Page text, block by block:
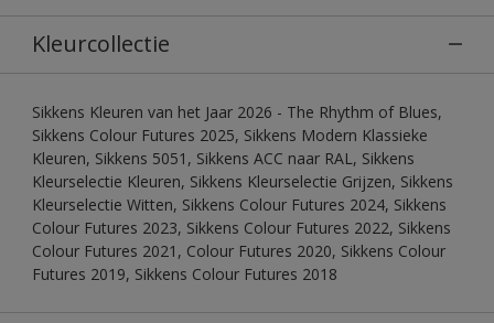
Kleurcollectie
Sikkens Kleuren van het Jaar 2026 - The Rhythm of Blues,
Sikkens Colour Futures 2025, Sikkens Modern Klassieke
Kleuren, Sikkens 5051, Sikkens ACC naar RAL, Sikkens
Kleurselectie Kleuren, Sikkens Kleurselectie Grijzen, Sikkens
Kleurselectie Witten, Sikkens Colour Futures 2024, Sikkens
Colour Futures 2023, Sikkens Colour Futures 2022, Sikkens
Colour Futures 2021, Colour Futures 2020, Sikkens Colour
Futures 2019, Sikkens Colour Futures 2018